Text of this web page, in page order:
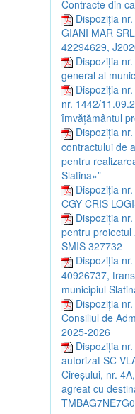
Contracte din
Dispoziția
GIANI MAR
42294629,
Dispoziția
general al
Dispoziția
nr. 1442/
îmvățământul
Dispoziția
contractului de
pentru
Slatina»”
Dispoziția
CGY CRIS
Dispoziția
pentru proiectul
SMIS 327732
Dispoziția
40926737,
municipiul
Dispoziția
Consiliul de
2025-2026
Dispoziția
autorizat SC
Cireșului, nr.
agreat cu